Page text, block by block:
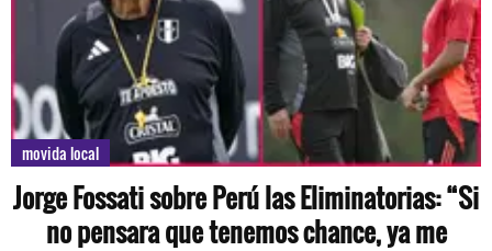
movida local
Jorge Fossati sobre Perú las Eliminatorias: “Si
no pensara que tenemos chance, ya me